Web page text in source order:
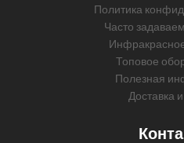
Политика
Часто
Топовое
Полезная
Доставка